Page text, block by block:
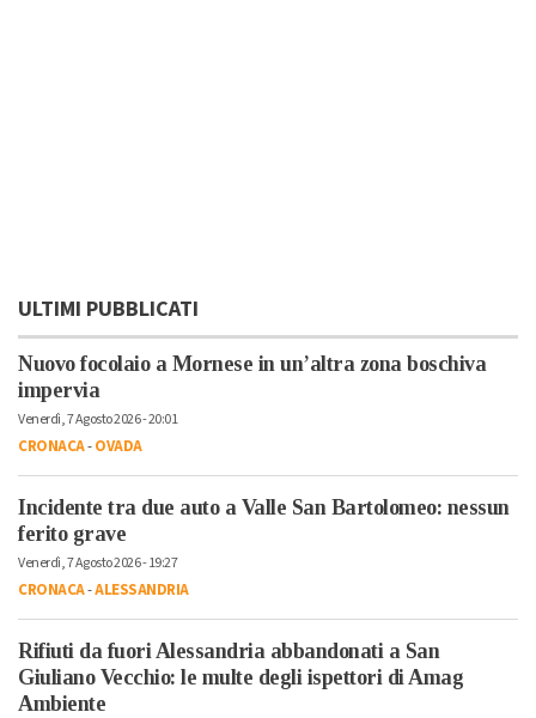
ULTIMI PUBBLICATI
Nuovo focolaio a Mornese in un’altra zona boschiva
impervia
Venerdì, 7 Agosto 2026 - 20:01
CRONACA-OVADA
Incidente tra due auto a Valle San Bartolomeo: nessun
ferito grave
Venerdì, 7 Agosto 2026 - 19:27
CRONACA-ALESSANDRIA
Rifiuti da fuori Alessandria abbandonati a San
Giuliano Vecchio: le multe degli ispettori di Amag
Ambiente